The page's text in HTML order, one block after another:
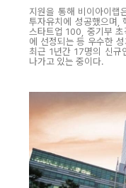
지원을 통해 비이아이
투자유치에 성공했으며,
스타트업 100, 중기부
에 선정되는 등 우수한
최근 1년간 17명의 신
나가고 있는 중이다.